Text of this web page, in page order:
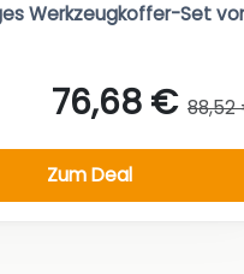
Werkzeugkoffer-Set
76,68 € 88,52
Zum Deal